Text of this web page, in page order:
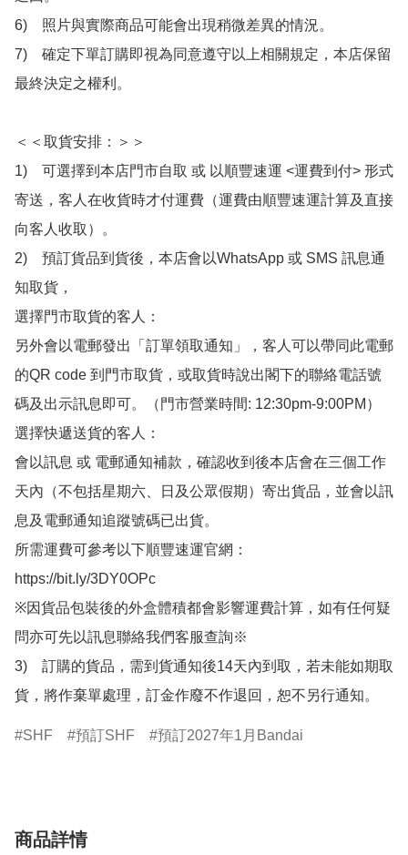
6)　照片與實際商品可能會出現稍微差異的情況。
7)　確定下單訂購即視為同意遵守以上相關規定，本店保留
最終決定之權利。
＜＜取貨安排：＞＞
1)　可選擇到本店門市自取 或 以順豐速運 <運費到付> 形式
寄送，客人在收貨時才付運費（運費由順豐速運計算及直接
向客人收取）。
2)　預訂貨品到貨後，本店會以WhatsApp 或 SMS 訊息通
知取貨，
選擇門市取貨的客人：
另外會以電郵發出「訂單領取通知」，客人可以帶同此電郵
的QR code 到門市取貨，或取貨時說出閣下的聯絡電話號
碼及出示訊息即可。（門市營業時間: 12:30pm-9:00PM）
選擇快遞送貨的客人：
會以訊息 或 電郵通知補款，確認收到後本店會在三個工作
天內（不包括星期六、日及公眾假期）寄出貨品，並會以訊
息及電郵通知追蹤號碼已出貨。
所需運費可參考以下順豐速運官網：
https://bit.ly/3DY0OPc
※因貨品包裝後的外盒體積都會影響運費計算，如有任何疑
問亦可先以訊息聯絡我們客服查詢※
3)　訂購的貨品，需到貨通知後14天內到取，若未能如期取
貨，將作棄單處理，訂金作廢不作退回，恕不另行通知。
SHF 預訂SHF 預訂2027年1月Bandai
商品詳情